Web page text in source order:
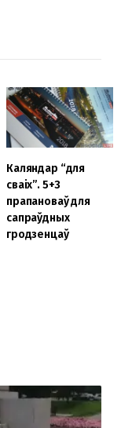
Каляндар “для
сваіх”. 5+3
прапановаў для
сапраўдных
гродзенцаў